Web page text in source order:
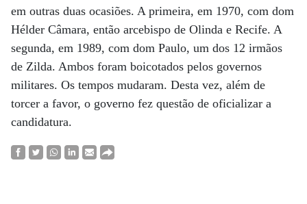
em outras duas ocasiões. A primeira, em 1970, com dom
Hélder Câmara, então arcebispo de Olinda e Recife. A
segunda, em 1989, com dom Paulo, um dos 12 irmãos
de Zilda. Ambos foram boicotados pelos governos
militares. Os tempos mudaram. Desta vez, além de
torcer a favor, o governo fez questão de oficializar a
candidatura.